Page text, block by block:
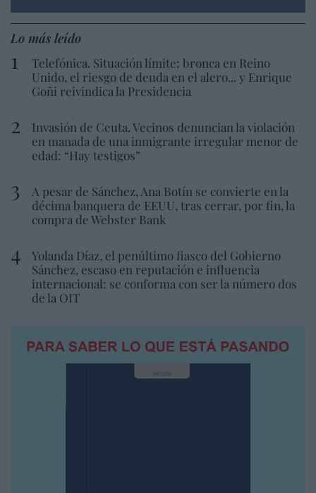
Lo más leído
Telefónica. Situación límite: bronca en Reino
Unido, el riesgo de deuda en el alero... y Enrique
Goñi reivindica la Presidencia
Invasión de Ceuta. Vecinos denuncian la violación
en manada de una inmigrante irregular menor de
edad: “Hay testigos”
A pesar de Sánchez, Ana Botín se convierte en la
décima banquera de EEUU, tras cerrar, por fin, la
compra de Webster Bank
Yolanda Díaz, el penúltimo fiasco del Gobierno
Sánchez, escaso en reputación e influencia
internacional: se conforma con ser la número dos
de la OIT